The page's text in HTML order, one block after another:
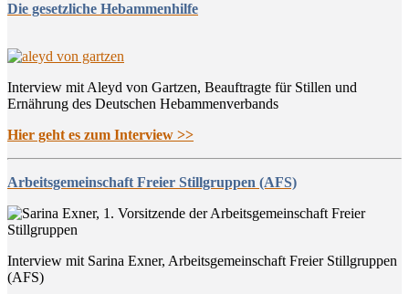
Die gesetzliche Hebammenhilfe
Interview mit Aleyd von Gartzen, Beauftragte für Stillen und
Ernährung des Deutschen Hebammenverbands
Hier geht es zum Interview >>
Arbeitsgemeinschaft Freier Stillgruppen (AFS)
Interview mit Sarina Exner, Arbeitsgemeinschaft Freier Stillgruppen
(AFS)